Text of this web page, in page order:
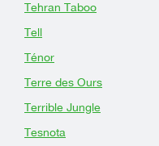
Tehran Taboo
Tell
Ténor
Terre des Ours
Terrible Jungle
Tesnota